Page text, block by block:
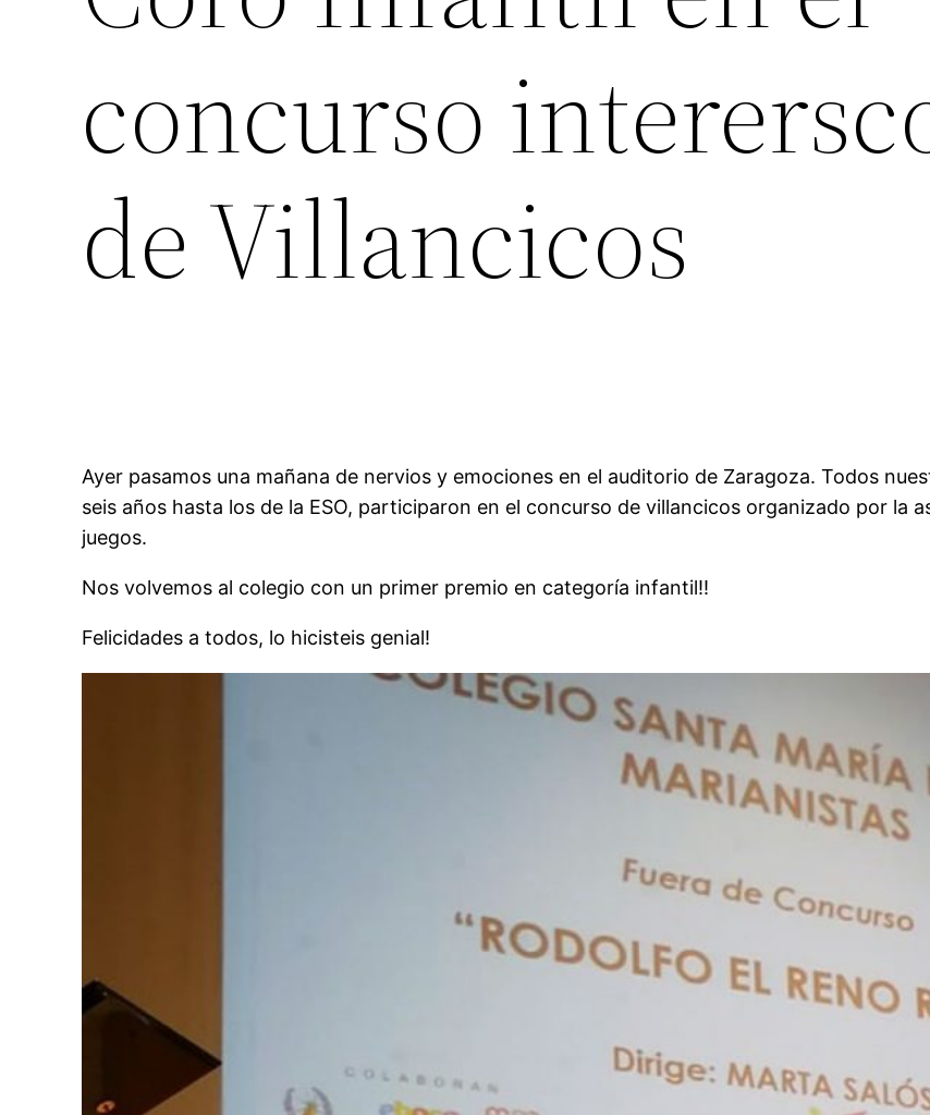
concurso
de Villancicos
Ayer pasamos una mañana de nervios y emociones en el auditorio de Zaragoza. Todos
seis años hasta los de la ESO, participaron en el concurso de villancicos organizado por la
juegos.
Nos volvemos al colegio con un primer premio en categoría infantil!!
Felicidades a todos, lo hicisteis genial!